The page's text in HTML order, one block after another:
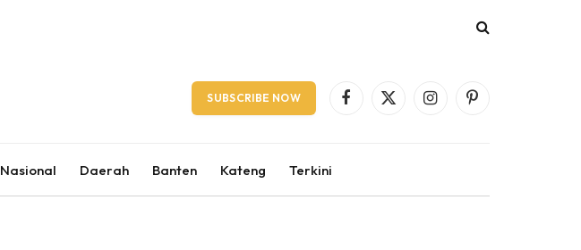
SUBSCRIBE NOW Facebook
X
InstagramPinterest
Nasional Daerah Banten Kateng Terkini